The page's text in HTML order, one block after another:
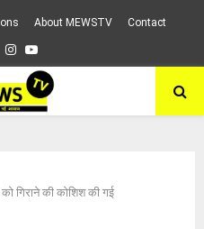
About MEWSTV Contact
Instagram
Youtube
गिराने की कोशिश की गई